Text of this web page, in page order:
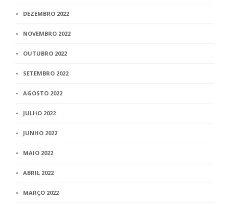
DEZEMBRO 2022
NOVEMBRO 2022
OUTUBRO 2022
SETEMBRO 2022
AGOSTO 2022
JULHO 2022
JUNHO 2022
MAIO 2022
ABRIL 2022
MARÇO 2022